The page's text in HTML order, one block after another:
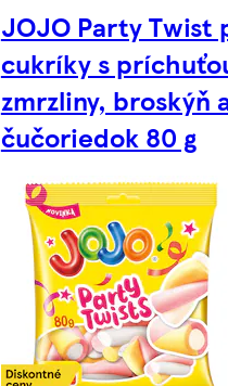
JOJO Party Twist
cukríky s
zmrzliny, broskýň
čučoriedok 80 g